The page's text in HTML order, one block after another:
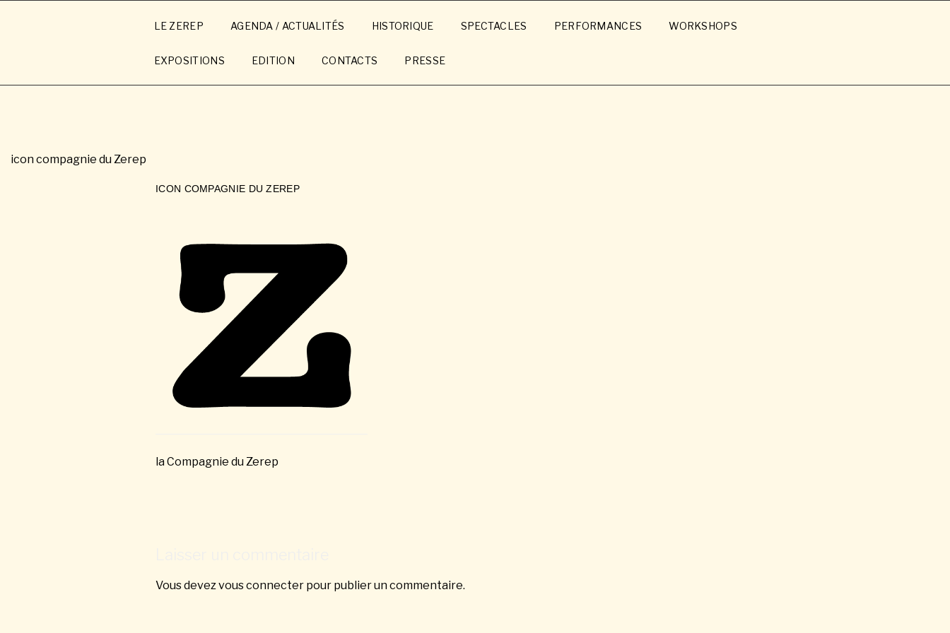
LE ZEREP AGENDA / ACTUALITÉS HISTORIQUE SPECTACLES PERFORMANCES WORKSHOPS
EXPOSITIONS EDITION CONTACTS PRESSE
icon compagnie du Zerep
ICON COMPAGNIE DU ZEREP
la Compagnie du Zerep
Vous devez vous connecter pour publier un commentaire.